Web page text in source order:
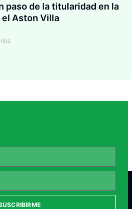
paso de la titularidad en la
el Aston Villa